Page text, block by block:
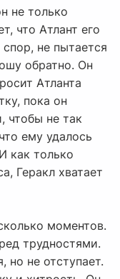
не только
что Атлант его
не пытается
обратно. Он
Атланта
пока он
чтобы не так
ему удалось
как только
Геракл хватает
моментов.
трудностями.
но не отступает.